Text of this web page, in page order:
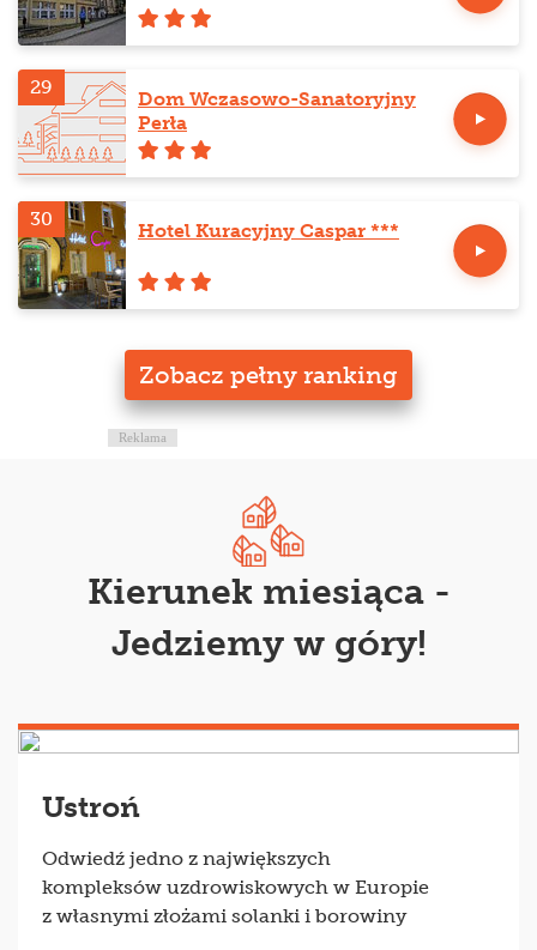
29
Dom Wczasowo-Sanatoryjny
Perła
30
Hotel Kuracyjny Caspar ***
Zobacz pełny ranking
Reklama
Kierunek miesiąca -
Jedziemy w góry!
Ustroń
Odwiedź jedno z największych
kompleksów uzdrowiskowych w Europie
z własnymi złożami solanki i borowiny